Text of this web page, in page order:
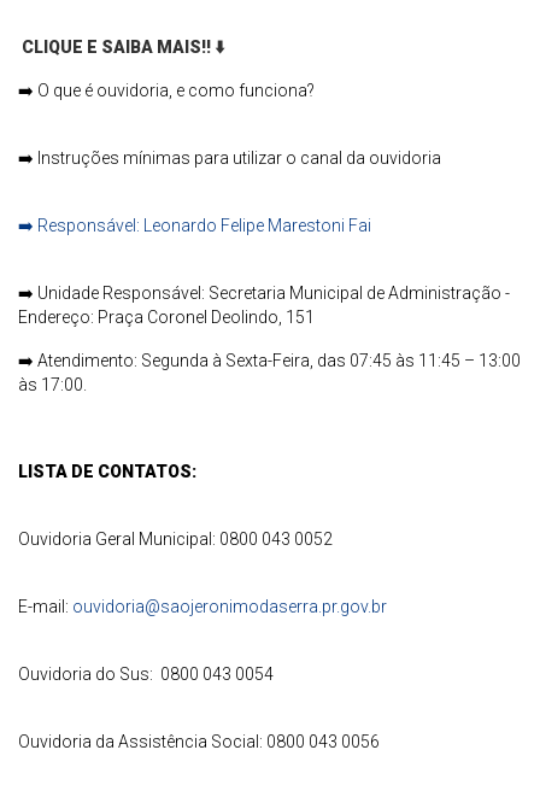
CLIQUE E SAIBA MAIS!! ⬇️
➡️ O que é ouvidoria, e como funciona?
➡️ Instruções mínimas para utilizar o canal da ouvidoria
➡️ Responsável: Leonardo Felipe Marestoni Fai
➡️ Unidade Responsável: Secretaria Municipal de Administração -
Endereço: Praça Coronel Deolindo, 151
➡️ Atendimento: Segunda à Sexta-Feira, das 07:45 às 11:45 – 13:00
às 17:00.
LISTA DE CONTATOS:
Ouvidoria Geral Municipal: 0800 043 0052
E-mail: ouvidoria@saojeronimodaserra.pr.gov.br
Ouvidoria do Sus: 0800 043 0054
Ouvidoria da Assistência Social: 0800 043 0056